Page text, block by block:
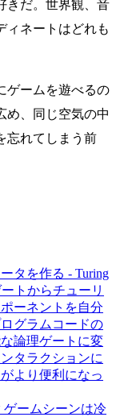
きだ。世界観、音
ィネートはどれも
ゲームを遊べるの
め、同じ空気の中
忘れてしまう前
タを作る - Turing
トからチューリ
ーネントを自分
グラムコードの
論理ゲートに変
タラクションに
より便利になっ
ゲームシーンは冷